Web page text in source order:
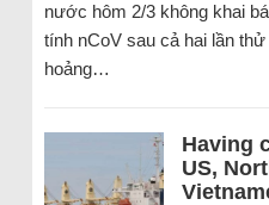
nước hôm 2/3 không khai
tính nCoV sau cả hai lần
hoảng…
Having
US,